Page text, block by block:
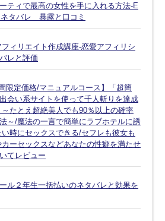
ティで最高の女性を手に入れる方法-E
タバレ 暴露と口コミ
ィリエイト作成講座-恋愛アフィリシ
レと評価
限定価格/マニュアルコース】「超簡
会い系サイトを使って千人斬りを達成
たとえ超絶美人でも90％以上の確率
～/魔法の一言で簡単にラブホテルに誘
時にセックスできる/セフレも彼女も
ーセックスなどあなたの性癖を満たせ
てレビュー
ル２年生一括払いのネタバレと効果を